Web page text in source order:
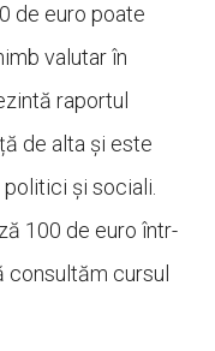
de euro poate
valutar în
raportul
de alta și este
și sociali.
100 de euro într-
consultăm cursul